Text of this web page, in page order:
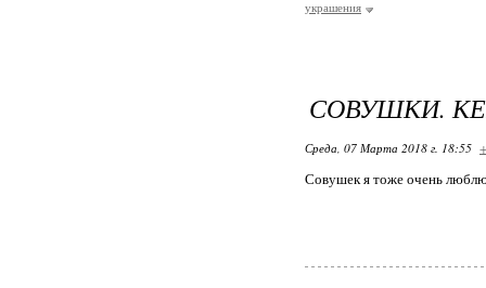
украшения
СОВУШКИ.
Среда, 07 Марта 2018 г. 18:55
Совушек я тоже очень